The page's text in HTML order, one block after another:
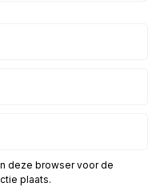
deze browser voor de
plaats.